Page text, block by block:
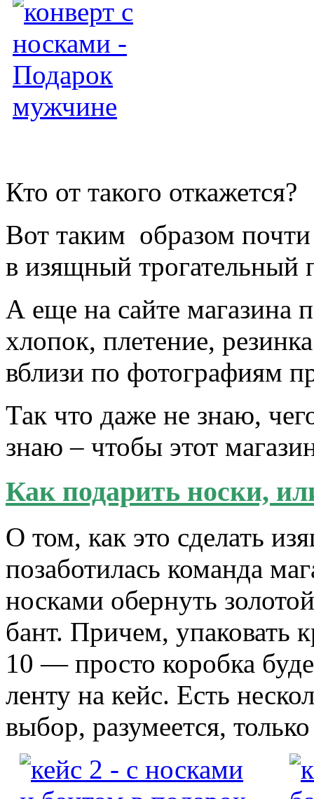
Кто от такого откажется?
Вот таким образом
в изящный трогательный
А еще на сайте магазина
хлопок, плетение,
вблизи по фотографиям
Так что даже не знаю,
знаю – чтобы этот
Как подарить носки,
О том, как это сделать
позаботилась команда
носками обернуть
бант. Причем, упаковать
10 — просто коробка
ленту на кейс. Есть
выбор, разумеется,